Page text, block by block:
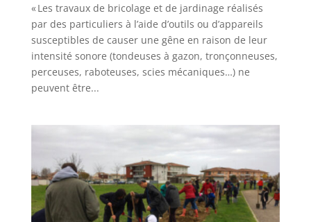
« Les travaux de bricolage et de jardinage réalisés
par des particuliers à l’aide d’outils ou d’appareils
susceptibles de causer une gêne en raison de leur
intensité sonore (tondeuses à gazon, tronçonneuses,
perceuses, raboteuses, scies mécaniques…) ne
peuvent être...